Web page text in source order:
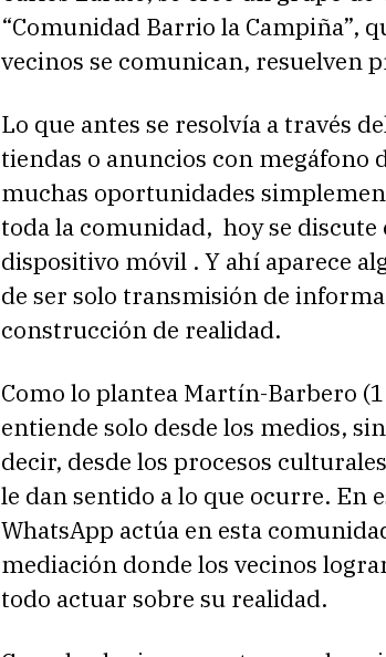
“Comunidad Barrio la Campiña”,
vecinos se comunican, resuelven
Lo que antes se resolvía a través
tiendas o anuncios con megáfono
muchas oportunidades
toda la comunidad, hoy se
dispositivo móvil . Y ahí aparece
de ser solo transmisión de
construcción de realidad.
Como lo plantea Martín-Barbero
entiende solo desde los medios,
decir, desde los procesos
le dan sentido a lo que ocurre. En
WhatsApp actúa en esta
mediación donde los vecinos
todo actuar sobre su realidad.